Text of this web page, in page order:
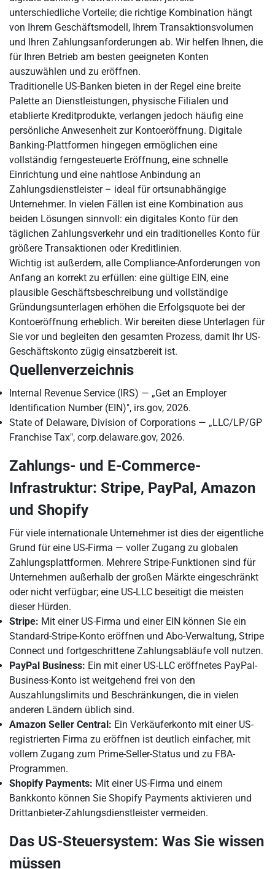
unterschiedliche Vorteile; die richtige Kombination hängt
von Ihrem Geschäftsmodell, Ihrem Transaktionsvolumen
und Ihren Zahlungsanforderungen ab. Wir helfen Ihnen, die
für Ihren Betrieb am besten geeigneten Konten
auszuwählen und zu eröffnen.
Traditionelle US-Banken bieten in der Regel eine breite
Palette an Dienstleistungen, physische Filialen und
etablierte Kreditprodukte, verlangen jedoch häufig eine
persönliche Anwesenheit zur Kontoeröffnung. Digitale
Banking-Plattformen hingegen ermöglichen eine
vollständig ferngesteuerte Eröffnung, eine schnelle
Einrichtung und eine nahtlose Anbindung an
Zahlungsdienstleister – ideal für ortsunabhängige
Unternehmer. In vielen Fällen ist eine Kombination aus
beiden Lösungen sinnvoll: ein digitales Konto für den
täglichen Zahlungsverkehr und ein traditionelles Konto für
größere Transaktionen oder Kreditlinien.
Wichtig ist außerdem, alle Compliance-Anforderungen von
Anfang an korrekt zu erfüllen: eine gültige EIN, eine
plausible Geschäftsbeschreibung und vollständige
Gründungsunterlagen erhöhen die Erfolgsquote bei der
Kontoeröffnung erheblich. Wir bereiten diese Unterlagen für
Sie vor und begleiten den gesamten Prozess, damit Ihr US-
Geschäftskonto zügig einsatzbereit ist.
Quellenverzeichnis
Internal Revenue Service (IRS) — „Get an Employer
Identification Number (EIN)", irs.gov, 2026.
State of Delaware, Division of Corporations — „LLC/LP/GP
Franchise Tax", corp.delaware.gov, 2026.
Zahlungs- und E-Commerce-
Infrastruktur: Stripe, PayPal, Amazon
und Shopify
Für viele internationale Unternehmer ist dies der eigentliche
Grund für eine US-Firma — voller Zugang zu globalen
Zahlungsplattformen. Mehrere Stripe-Funktionen sind für
Unternehmen außerhalb der großen Märkte eingeschränkt
oder nicht verfügbar; eine US-LLC beseitigt die meisten
dieser Hürden.
Stripe: Mit einer US-Firma und einer EIN können Sie ein
Standard-Stripe-Konto eröffnen und Abo-Verwaltung, Stripe
Connect und fortgeschrittene Zahlungsabläufe voll nutzen.
PayPal Business: Ein mit einer US-LLC eröffnetes PayPal-
Business-Konto ist weitgehend frei von den
Auszahlungslimits und Beschränkungen, die in vielen
anderen Ländern üblich sind.
Amazon Seller Central: Ein Verkäuferkonto mit einer US-
registrierten Firma zu eröffnen ist deutlich einfacher, mit
vollem Zugang zum Prime-Seller-Status und zu FBA-
Programmen.
Shopify Payments: Mit einer US-Firma und einem
Bankkonto können Sie Shopify Payments aktivieren und
Drittanbieter-Zahlungsdienstleister vermeiden.
Das US-Steuersystem: Was Sie wissen
müssen